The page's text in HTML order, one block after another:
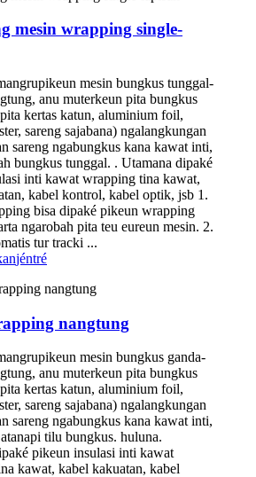
mesin wrapping single-
mesin bungkus tunggal-
anu muterkeun pita bungkus
kertas katun, aluminium foil,
sareng sajabana) ngalangkungan
sareng ngabungkus kana kawat inti,
bungkus tunggal. . Utamana dipaké
inti kawat wrapping tina kawat,
kabel kontrol, kabel optik, jsb 1.
bisa dipaké pikeun wrapping
ngarobah pita teu eureun mesin. 2.
tur tracki ...
jéntré
nangtung
mesin bungkus ganda-
anu muterkeun pita bungkus
kertas katun, aluminium foil,
sareng sajabana) ngalangkungan
sareng ngabungkus kana kawat inti,
tilu bungkus. huluna.
pikeun insulasi inti kawat
kawat, kabel kakuatan, kabel